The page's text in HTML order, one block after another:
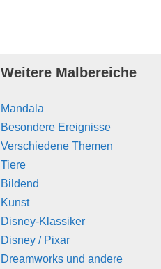
Weitere Malbereiche
Mandala
Besondere Ereignisse
Verschiedene Themen
Tiere
Bildend
Kunst
Disney-Klassiker
Disney / Pixar
Dreamworks und andere